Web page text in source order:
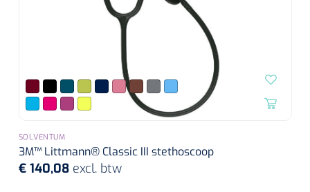
Wondreinigers
SOLVENTUM
3M™ Littmann® Classic III stethoscoop
€ 140,08 excl. btw